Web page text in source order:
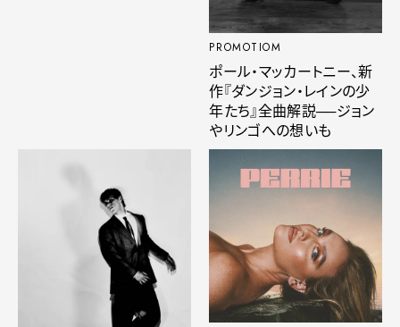
PROMOTIOM
ポール・マッカートニー、新
作『ダンジョン・レインの少
年たち』全曲解説──ジョン
やリンゴへの想いも